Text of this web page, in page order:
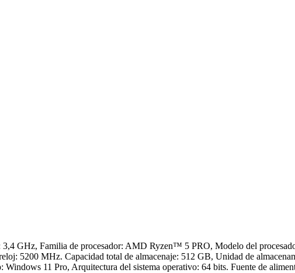
GHz, Familia de procesador: AMD Ryzen™ 5 PRO, Modelo del
5200 MHz. Capacidad total de almacenaje: 512 GB, Unidad de
11 Pro, Arquitectura del sistema operativo: 64 bits. Fuente de